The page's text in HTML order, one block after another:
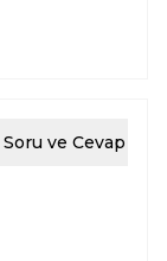
Soru ve Cevap